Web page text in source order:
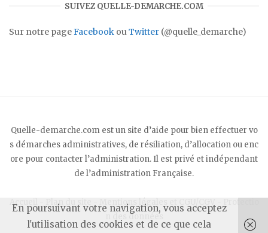
SUIVEZ QUELLE-DEMARCHE.COM
Sur notre pageFacebook ou Twitter (@quelle_demarche)
Quelle-demarche.com est un site d’aide pour bien effectuer vo
s démarches administratives, de résiliation, d’allocation ou enc
ore pour contacter l’administration. Il est privé et indépendant
de l’administration Française.
Accueil Plan du site Mentions légales et CGU/CGV
n des données
En poursuivant votre navigation, vous acceptez
l'utilisation des cookies et de ce que cela